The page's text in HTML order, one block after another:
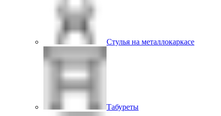
Стулья на металлокаркасе
Табуреты